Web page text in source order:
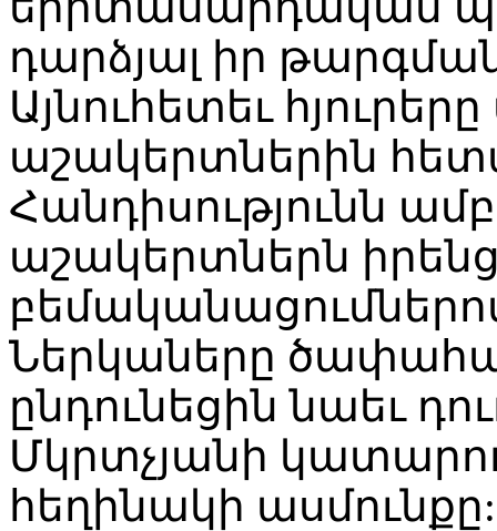
դարձյալ իր
Այնուհետեւ
աշակերտներին
Հանդիսությունն
աշակերտներն
Ներկաները
ընդունեցին նաեւ
Մկրտչյանի
հեղինակի ասմունքը: